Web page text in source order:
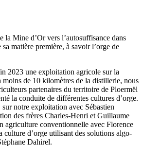
la Mine d’Or vers l’autosuffisance dans
matière première, à savoir l’orge de
2023 une exploitation agricole sur la
moins de 10 kilomètres de la distillerie, nous
partenaires du territoire de Ploermël
la conduite de différentes cultures d’orge.
notre exploitation avec Sébastien
des frères Charles-Henri et Guillaume
agriculture conventionnelle avec Florence
culture d’orge utilisant des solutions algo-
Dahirel.